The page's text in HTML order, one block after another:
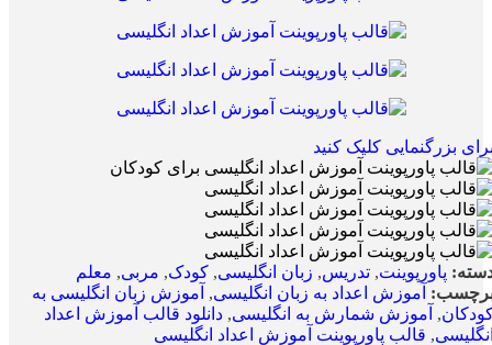
بزرگنمایی کلیک کنید
پاورپوینت, تدریس, زبان انگلیسی, کودک, مربی, معلم
آموزش اعداد به زبان انگلیسی, آموزش زبان انگلیسی به
, آموزش شمارش به انگلیسی, دانلود قالب آموزش اعداد
, قالب پاورپوینت آموزش اعداد انگلیسی